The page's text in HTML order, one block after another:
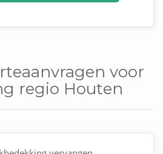
voor
regio Houten